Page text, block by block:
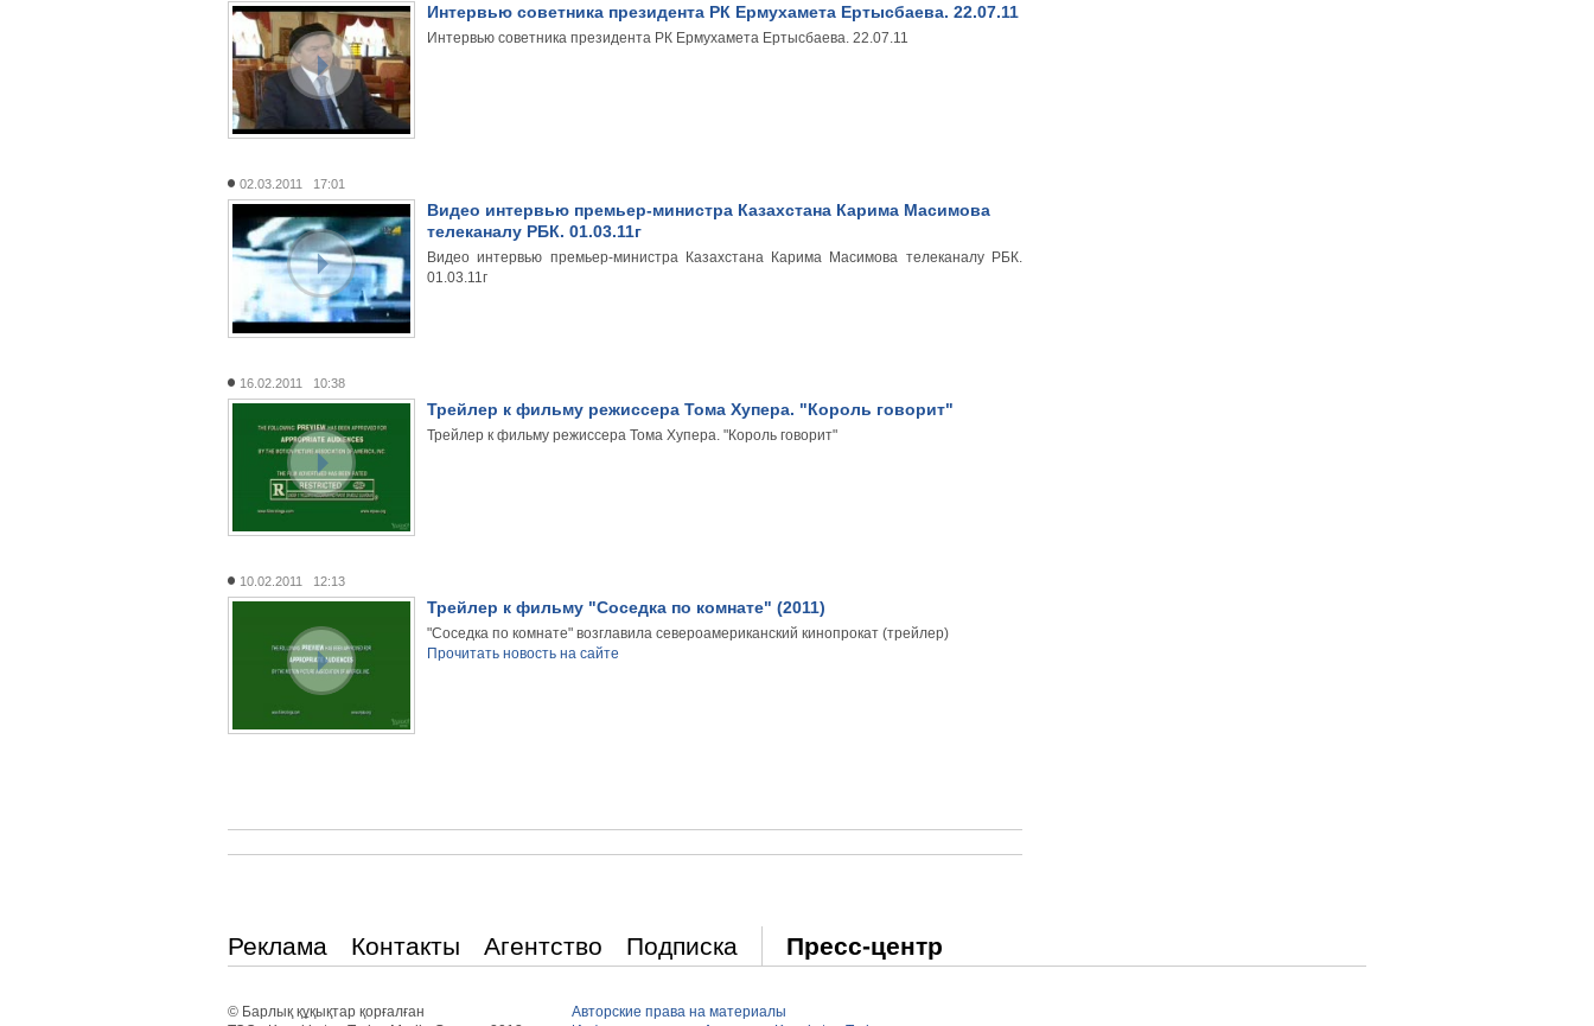
Интервью советника президента РК Ермухамета Ертысбаева. 22.07.11
Интервью советника президента РК Ермухамета Ертысбаева. 22.07.11
02.03.2011 17:01
Видео интервью премьер-министра Казахстана Карима Масимова
телеканалу РБК. 01.03.11г
Видео интервью премьер-министра Казахстана Карима Масимова телеканалу РБК.
01.03.11г
16.02.2011 10:38
Трейлер к фильму режиссера Тома Хупера. "Король говорит"
Трейлер к фильму режиссера Тома Хупера. "Король говорит"
10.02.2011 12:13
Трейлер к фильму "Соседка по комнате" (2011)
"Соседка по комнате" возглавила североамериканский кинопрокат (трейлер)
Прочитать новость на сайте
Реклама Контакты Агентство Подписка Пресс-центр
© Барлық құқықтар қорғалған
Авторские права на материалы